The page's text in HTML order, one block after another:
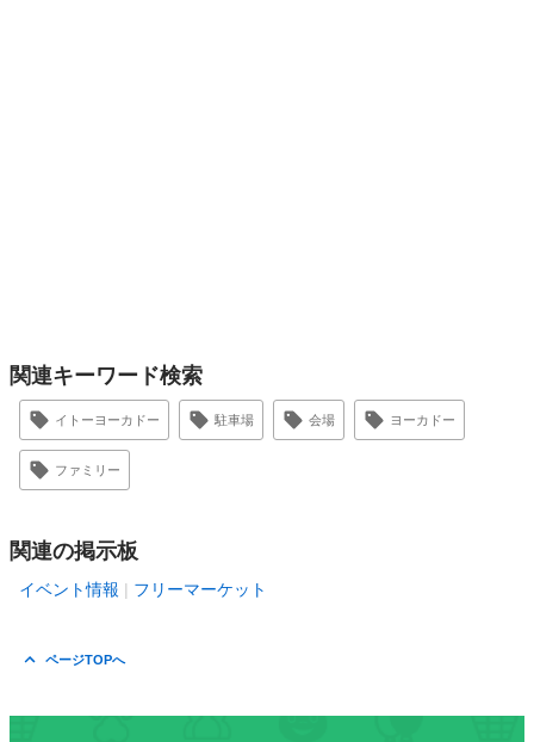
関連キーワード検索
イトーヨーカドー 駐車場 会場 ヨーカドー
ファミリー
関連の掲示板
イベント情報 フリーマーケット
ページTOPへ